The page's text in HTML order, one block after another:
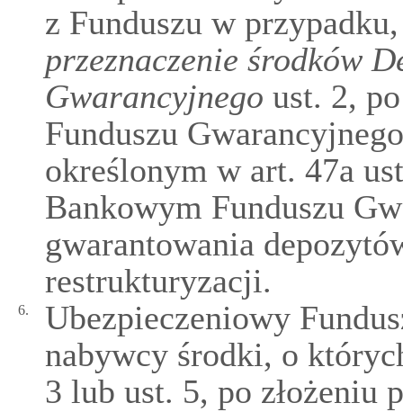
z Funduszu w
przeznaczenie środków
Gwarancyjnego ust. 2,
Funduszu
określonym w art. 47a
Bankowym Funduszu
gwarantowania
restrukturyzacji.
6.
Ubezpieczeniowy
nabywcy środki, o
3 lub ust. 5, po złożeniu